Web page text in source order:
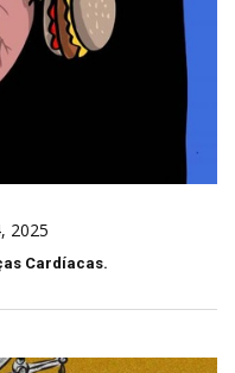
2025
Cardíacas.